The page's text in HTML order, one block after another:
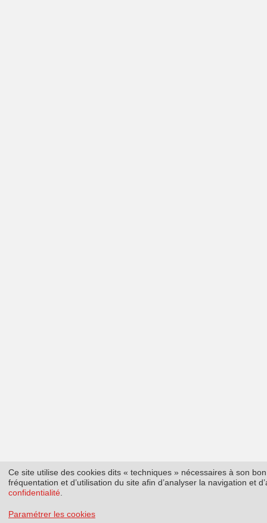
Ce site utilise des cookies dits « techniques » nécessaires à son
fréquentation et d’utilisation du site afin d’analyser la navigation et
confidentialité
Paramétrer les cookies